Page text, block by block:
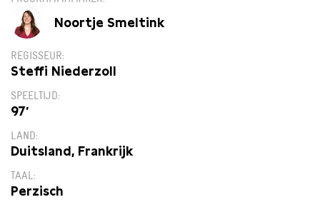
Noortje Smeltink
REGISSEUR
Steffi Niederzoll
SPEELTIJD
97′
LAND
Duitsland, Frankrijk
TAAL
Perzisch